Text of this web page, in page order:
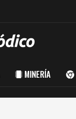
MINERÍA